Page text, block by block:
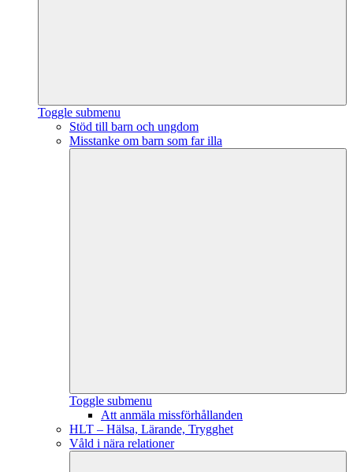
Toggle submenu
Stöd till barn och ungdom
Misstanke om barn som far illa
Toggle submenu
Att anmäla missförhållanden
HLT – Hälsa, Lärande, Trygghet
Våld i nära relationer